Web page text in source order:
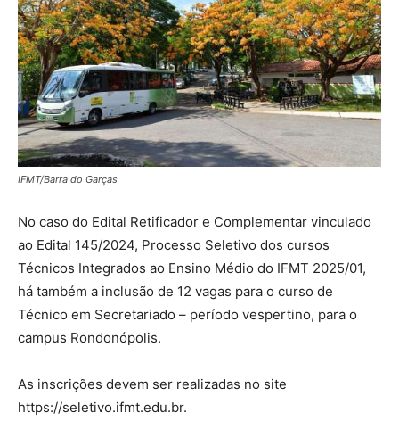
IFMT/Barra do Garças
No caso do Edital Retificador e Complementar vinculado
ao Edital 145/2024, Processo Seletivo dos cursos
Técnicos Integrados ao Ensino Médio do IFMT 2025/01,
há também a inclusão de 12 vagas para o curso de
Técnico em Secretariado – período vespertino, para o
campus Rondonópolis.
As inscrições devem ser realizadas no site
https://seletivo.ifmt.edu.br.